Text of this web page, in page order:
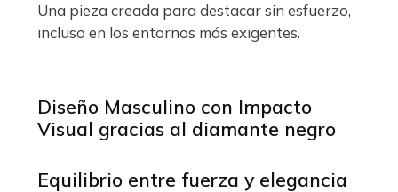
Una pieza creada para destacar sin esfuerzo,
incluso en los entornos más exigentes.
Diseño Masculino con Impacto
Visual gracias al diamante negro
Equilibrio entre fuerza y elegancia